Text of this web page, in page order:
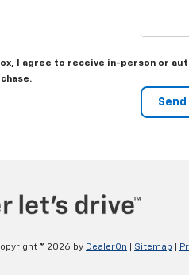
I agree to receive in-person or
© 2026 by DealerOn Sitemap